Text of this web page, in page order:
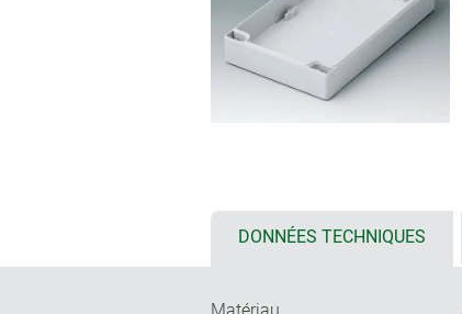
DONNÉES TECHNIQUES